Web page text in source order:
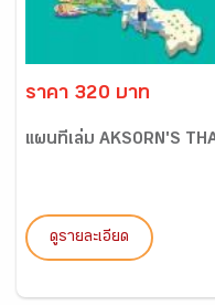
ราคา 320 บาท
แผนที่เล่ม AKSORN'S
ดูรายละเอียด